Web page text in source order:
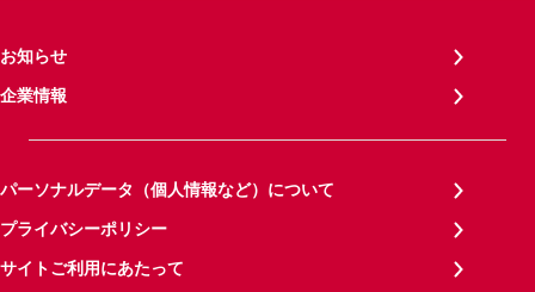
お知らせ
企業情報
パーソナルデータ（個人情報など）について
プライバシーポリシー
サイトご利用にあたって